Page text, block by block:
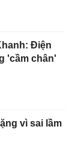
Điện
'cầm chân'
vì sai lầm